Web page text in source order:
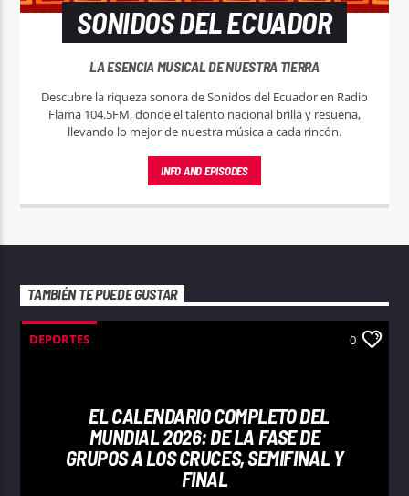
SONIDOS DEL ECUADOR
LA ESENCIA MUSICAL DE NUESTRA TIERRA
Descubre la riqueza sonora de Sonidos del Ecuador en Radio
Flama 104.5FM, donde el talento nacional brilla y resuena,
llevando lo mejor de nuestra música a cada rincón.
INFO AND EPISODES
TAMBIÉN TE PUEDE GUSTAR
DEPORTES 0
EL CALENDARIO COMPLETO DEL
MUNDIAL 2026: DE LA FASE DE
GRUPOS A LOS CRUCES, SEMIFINAL Y
FINAL